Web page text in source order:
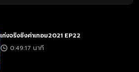
เก่งจริงชิงค่าเทอม2021 EP22
0:49:17 นาที